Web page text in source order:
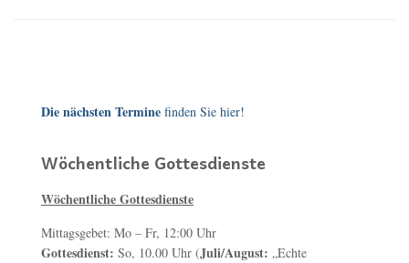
Die nächsten Termine finden Sie hier!
Wöchentliche Gottesdienste
Wöchentliche Gottesdienste
Mittagsgebet: Mo – Fr, 12:00 Uhr
Gottesdienst: So, 10.00 Uhr (Juli/August: „Echte